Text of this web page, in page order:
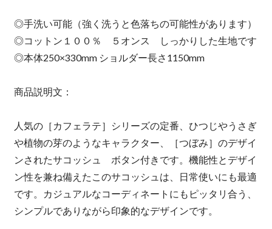
◎手洗い可能（強く洗うと色落ちの可能性があります）
◎コットン１００％ ５オンス しっかりした生地です
◎本体250×330mm ショルダー長さ1150mm
商品説明文：
人気の［カフェラテ］シリーズの定番、ひつじやうさぎ
や植物の芽のようなキャラクター、［つぼみ］のデザイ
ンされたサコッシュ ボタン付きです。機能性とデザイ
ン性を兼ね備えたこのサコッシュは、日常使いにも最適
です。カジュアルなコーディネートにもピッタリ合う、
シンプルでありながら印象的なデザインです。